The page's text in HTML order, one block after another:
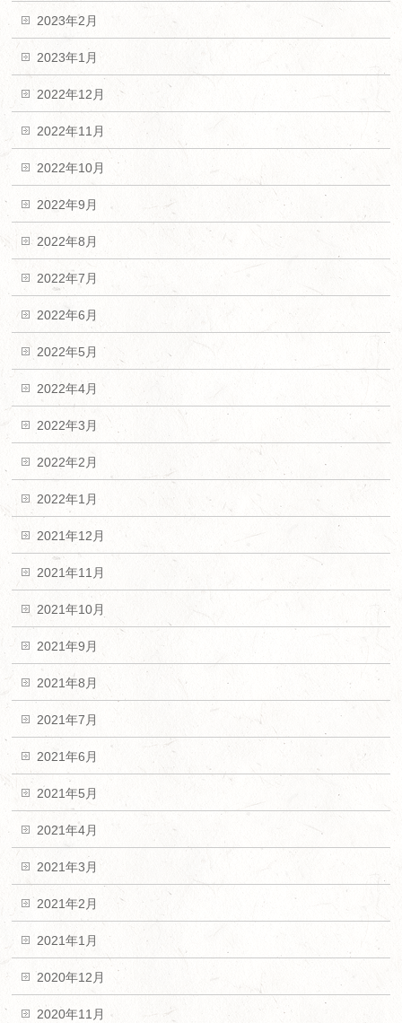
2023年2月
2023年1月
2022年12月
2022年11月
2022年10月
2022年9月
2022年8月
2022年7月
2022年6月
2022年5月
2022年4月
2022年3月
2022年2月
2022年1月
2021年12月
2021年11月
2021年10月
2021年9月
2021年8月
2021年7月
2021年6月
2021年5月
2021年4月
2021年3月
2021年2月
2021年1月
2020年12月
2020年11月